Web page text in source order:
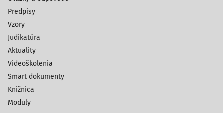
Predpisy
Vzory
Judikatúra
Aktuality
Videoškolenia
Smart dokumenty
Knižnica
Moduly